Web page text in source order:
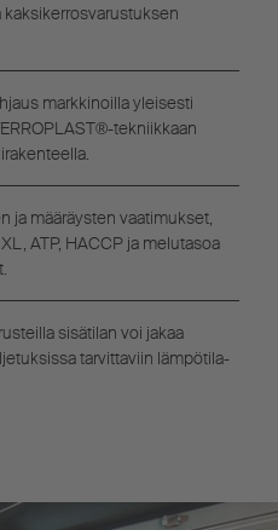
markkinoilla yleisesti
tekniikkaan
ja määräysten vaatimukset,
ATP, HACCP ja melutasoa
sisätilan voi jakaa
tarvittaviin lämpötila-